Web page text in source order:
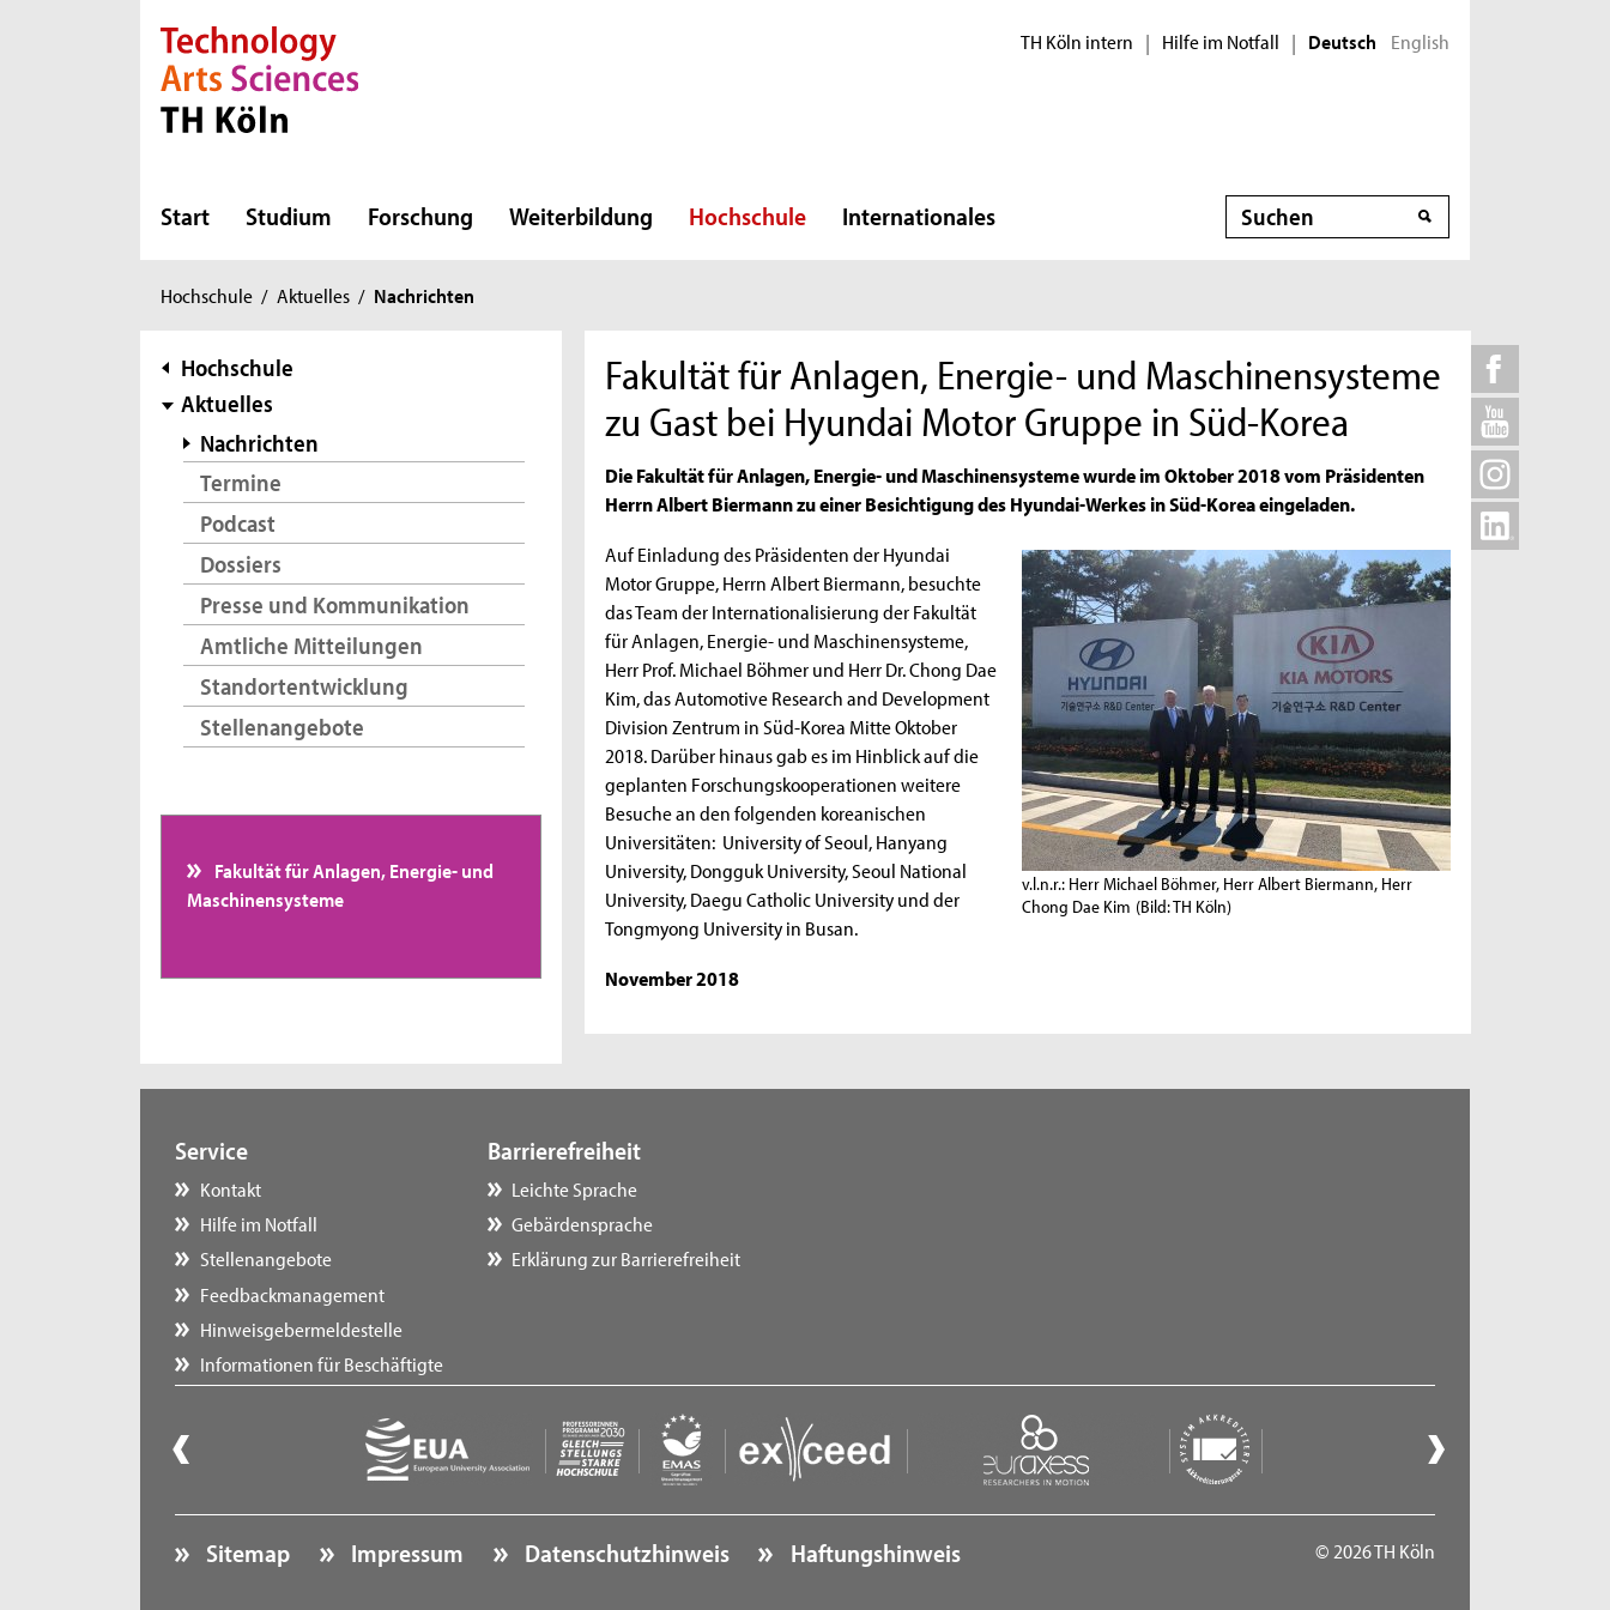
Direkt zur Hauptnavigation
Direkt zur Subnavigation
Direkt zum Inhalt
Direkt zum Fußbereich TH Köln intern | Hilfe im Notfall | Deutsch English
Start Studium Forschung Weiterbildung Hochschule Internationales Suche
Sie
hier:
Hochschule / Aktuelles / Nachrichten
Subnavigation
Hochschule
Aktuelles
Nachrichten
Termine
Podcast
Dossiers
Presse und Kommunikation
Amtliche Mitteilungen
Standortentwicklung
Stellenangebote
Fakultät für Anlagen, Energie- und
Maschinensysteme
Fakultät für Anlagen, Energie- und Maschinensysteme
zu Gast bei Hyundai Motor Gruppe in Süd-Korea
Die Fakultät für Anlagen, Energie- und Maschinensysteme wurde im Oktober 2018 vom Präsidenten
Herrn Albert Biermann zu einer Besichtigung des Hyundai-Werkes in Süd-Korea eingeladen.
v.l.n.r.: Herr Michael Böhmer, Herr Albert Biermann, Herr
Chong Dae Kim (Bild: TH Köln)
Auf Einladung des Präsidenten der Hyundai
Motor Gruppe, Herrn Albert Biermann, besuchte
das Team der Internationalisierung der Fakultät
für Anlagen, Energie- und Maschinensysteme,
Herr Prof. Michael Böhmer und Herr Dr. Chong Dae
Kim, das Automotive Research and Development
Division Zentrum in Süd-Korea Mitte Oktober
2018. Darüber hinaus gab es im Hinblick auf die
geplanten Forschungskooperationen weitere
Besuche an den folgenden koreanischen
Universitäten: University of Seoul, Hanyang
University, Dongguk University, Seoul National
University, Daegu Catholic University und der
Tongmyong University in Busan.
November 2018
Service
Kontakt
Hilfe im Notfall
Stellenangebote
Feedbackmanagement
Hinweisgebermeldestelle
Informationen für Beschäftigte
Barrierefreiheit
Leichte Sprache
Gebärdensprache
Erklärung zur Barrierefreiheit
Sitemap Impressum Datenschutzhinweis Haftungshinweis © 2026 TH Köln